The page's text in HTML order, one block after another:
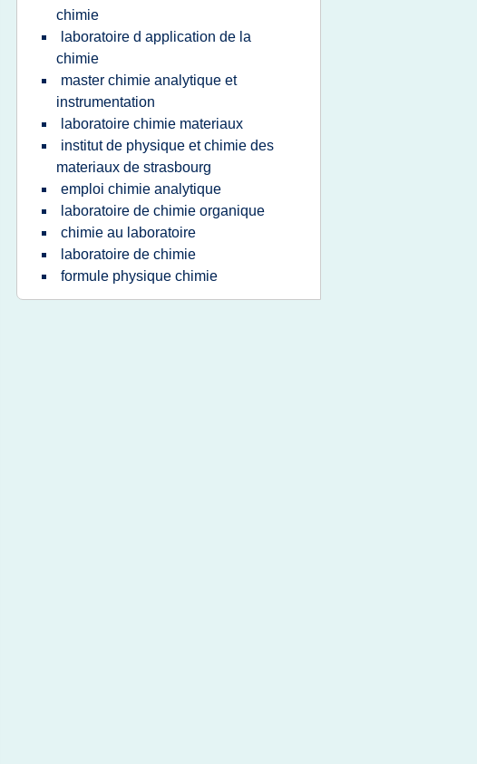
chimie
laboratoire d application de la
chimie
master chimie analytique et
instrumentation
laboratoire chimie materiaux
institut de physique et chimie des
materiaux de strasbourg
emploi chimie analytique
laboratoire de chimie organique
chimie au laboratoire
laboratoire de chimie
formule physique chimie